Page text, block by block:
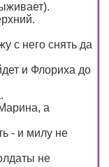
с него снять да
и Флориха до
а
- и милу не
не